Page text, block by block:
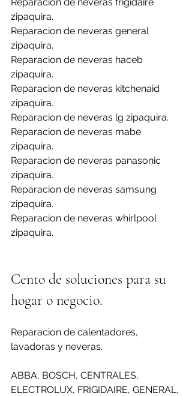
zipaquira.
Reparacion de neveras general
zipaquira.
Reparacion de neveras haceb
zipaquira.
Reparacion de neveras kitchenaid
zipaquira.
Reparacion de neveras lg zipaquira.
Reparacion de neveras mabe
zipaquira.
Reparacion de neveras panasonic
zipaquira.
Reparacion de neveras samsung
zipaquira.
Reparacion de neveras whirlpool
zipaquira.
Cento de soluciones para su
hogar o negocio.
Reparacion de calentadores,
lavadoras y neveras.
ABBA, BOSCH, CENTRALES,
ELECTROLUX, FRIGIDAIRE, GENERAL,